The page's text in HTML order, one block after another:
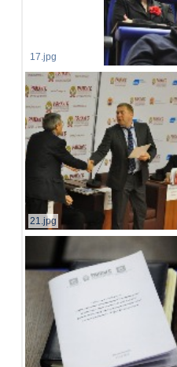
17.jpg
21.jpg